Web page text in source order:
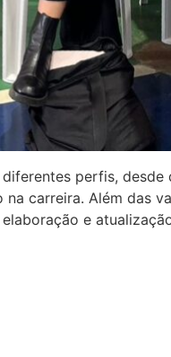
perfis,
carreira. Além das
e